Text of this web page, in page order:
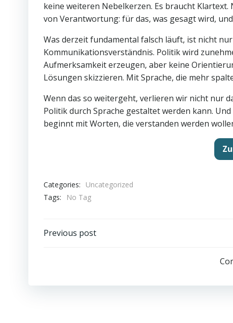
keine weiteren Nebelkerzen. Es braucht
von Verantwortung: für das, was gesagt wird,
Was derzeit fundamental falsch läuft, ist nicht
Kommunikationsverständnis. Politik wird
Aufmerksamkeit erzeugen, aber keine
Lösungen skizzieren. Mit Sprache, die mehr
Wenn das so weitergeht, verlieren wir nicht nur
Politik durch Sprache gestaltet werden kann.
beginnt mit Worten, die verstanden werden
Categories:
Uncategorized
Tags:
No Tag
Post
Previous post